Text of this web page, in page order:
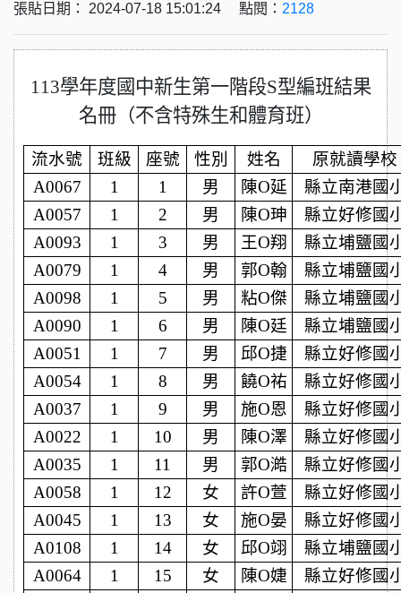
張貼日期： 2024-07-18 15:01:24 點閱： 2128
113學年度國中新生第一階段S型編班結果
名冊（不含特殊生和體育班）
流水號 班級 座號 性別 姓名
原就讀學校
A0067
1 1 男 陳O延
縣立南港國
A0057
1 2 男 陳O珅
縣立好修國
A0093
1 3 男 王O翔
縣立埔鹽國
A0079
1 4 男 郭O翰
縣立埔鹽國
A0098
1 5 男 粘O傑
縣立埔鹽國
A0090
1 6 男 陳O廷
縣立埔鹽國
A0051
1 7 男 邱O捷
縣立好修國
A0054
1 8 男 饒O祐
縣立好修國
A0037
1 9 男 施O恩
縣立好修國
A0022
1 10 男 陳O澤
縣立好修國
A0035
1 11 男 郭O澔
縣立好修國
A0058
1 12 女 許O萱
縣立好修國
A0045
1 13 女 施O晏
縣立好修國
A0108
1 14 女 邱O翊
縣立埔鹽國
A0064
1 15 女 陳O婕
縣立好修國